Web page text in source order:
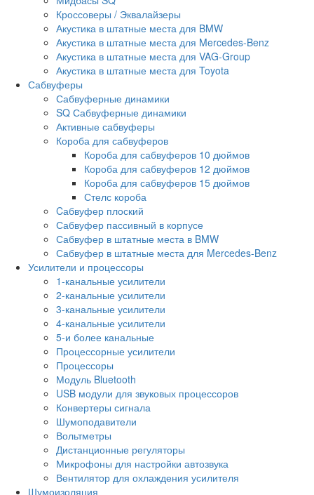
Кроссоверы / Эквалайзеры
Акустика в штатные места для BMW
Акустика в штатные места для Mercedes-Benz
Акустика в штатные места для VAG-Group
Акустика в штатные места для Toyota
Сабвуферы
Сабвуферные динамики
SQ Сабвуферные динамики
Активные сабвуферы
Короба для сабвуферов
Короба для сабвуферов 10 дюймов
Короба для сабвуферов 12 дюймов
Короба для сабвуферов 15 дюймов
Стелс короба
Cабвуфер плоский
Сабвуфер пассивный в корпусе
Сабвуфер в штатные места в BMW
Сабвуфер в штатные места для Mercedes-Benz
Усилители и процессоры
1-канальные усилители
2-канальные усилители
3-канальные усилители
4-канальные усилители
5-и более канальные
Процессорные усилители
Процессоры
Модуль Bluetooth
USB модули для звуковых процессоров
Конвертеры сигнала
Шумоподавители
Вольтметры
Дистанционные регуляторы
Микрофоны для настройки автозвука
Вентилятор для охлаждения усилителя
Шумоизоляция